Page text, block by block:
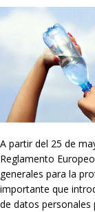
A partir del 25 de
Reglamento
generales para la
importante que
de datos personales